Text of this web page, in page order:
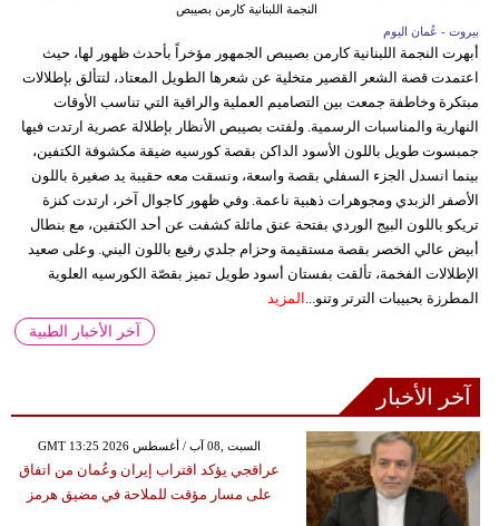
النجمة اللبنانية كارمن بصيبص
بيروت - عُمان اليوم
أبهرت النجمة اللبنانية كارمن بصيبص الجمهور مؤخراً بأحدث ظهور لها، حيث
اعتمدت قصة الشعر القصير متخلية عن شعرها الطويل المعتاد، لتتألق بإطلالات
مبتكرة وخاطفة جمعت بين التصاميم العملية والراقية التي تناسب الأوقات
النهارية والمناسبات الرسمية. ولفتت بصيبص الأنظار بإطلالة عصرية ارتدت فيها
جمبسوت طويل باللون الأسود الداكن بقصة كورسيه ضيقة مكشوفة الكتفين،
بينما انسدل الجزء السفلي بقصة واسعة، ونسقت معه حقيبة يد صغيرة باللون
الأصفر الزبدي ومجوهرات ذهبية ناعمة. وفي ظهور كاجوال آخر، ارتدت كنزة
تريكو باللون البيج الوردي بفتحة عنق مائلة كشفت عن أحد الكتفين، مع بنطال
أبيض عالي الخصر بقصة مستقيمة وحزام جلدي رفيع باللون البني. وعلى صعيد
الإطلالات الفخمة، تألقت بفستان أسود طويل تميز بقصّة الكورسيه العلوية
المطرزة بحبيبات الترتر وتنو... المزيد
آخر الأخبار الطبية
آخر الأخبار
GMT 13:25 2026 السبت ,08 آب / أغسطس
عراقجي يؤكد اقتراب إيران وعُمان من اتفاق
على مسار مؤقت للملاحة في مضيق هرمز